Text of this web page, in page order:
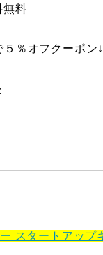
料
％オフクーポン
スタートアップ